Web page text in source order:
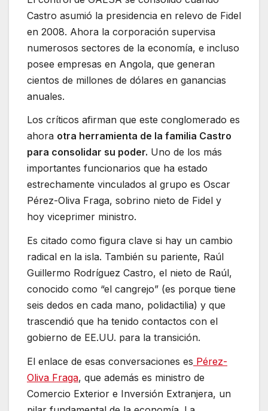
Castro asumió la presidencia en relevo de Fidel
en 2008. Ahora la corporación supervisa
numerosos sectores de la economía, e incluso
posee empresas en Angola, que generan
cientos de millones de dólares en ganancias
anuales.
Los críticos afirman que este conglomerado es
ahora otra herramienta de la familia Castro
para consolidar su poder. Uno de los más
importantes funcionarios que ha estado
estrechamente vinculados al grupo es Oscar
Pérez-Oliva Fraga, sobrino nieto de Fidel y
hoy viceprimer ministro.
Es citado como figura clave si hay un cambio
radical en la isla. También su pariente, Raúl
Guillermo Rodríguez Castro, el nieto de Raúl,
conocido como “el cangrejo” (es porque tiene
seis dedos en cada mano, polidactilia) y que
trascendió que ha tenido contactos con el
gobierno de EE.UU. para la transición.
El enlace de esas conversaciones es Pérez-
Oliva Fraga, que además es ministro de
Comercio Exterior e Inversión Extranjera, un